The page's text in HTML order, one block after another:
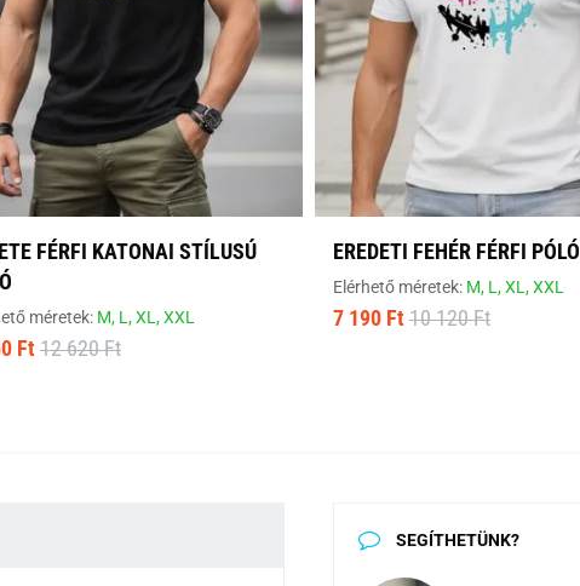
FÉRFI KATONAI STÍLUSÚ
méretek: M, L,XL,XXL
Ft12 620 Ft
EREDETI FEHÉR FÉRFI PÓLÓ
Elérhető méretek: M, L,XL,XXL
7 190 Ft 10 120 Ft
SEGÍTHETÜNK?